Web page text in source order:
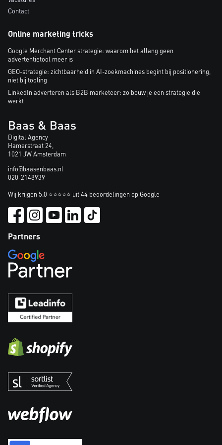
Contact
Online marketing tricks
Google Merchant Center strategie: waarom het allang geen
advertentietool meer is
GEO-strategie: zichtbaarheid in AI-zoekmachines begint bij positionering,
niet bij tooling
LinkedIn adverteren als B2B marketeer: zo bouw je een strategie die
werkt
Baas & Baas
Digital Agency
Hamerstraat 24,
1021 JW Amsterdam
info@baasenbaas.nl
020-2148939
Wij krijgen 5.0 ⭐⭐⭐⭐⭐ uit 44 beoordelingen op Google
Partners